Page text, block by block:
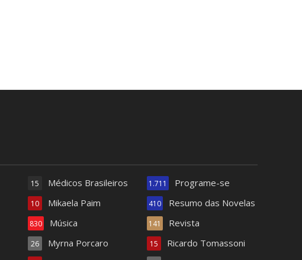
Médicos Brasileiros
15
Mikaela Paim
10
Música
830
Myrna Porcaro
26
Programe-se
1.711
Resumo das Novelas
410
Revista
141
Ricardo Tomassoni
15